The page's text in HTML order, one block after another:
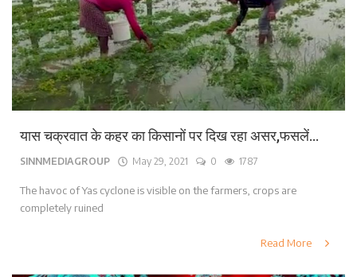
यास चक्रवात के कहर का किसानों पर दिख रहा असर,फसलें...
SINNMEDIAGROUP May 29, 2021 0 1787
The havoc of Yas cyclone is visible on the farmers, crops are
completely ruined
Read More